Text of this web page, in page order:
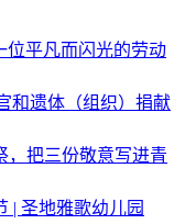
位平凡而闪光的劳动
和遗体（组织）捐献
，把三份敬意写进青
| 圣地雅歌幼儿园